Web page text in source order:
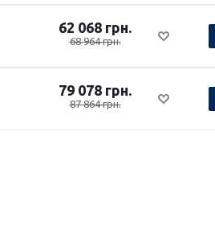
62 068 грн.
68 964 грн.
79 078 грн.
87 864 грн.